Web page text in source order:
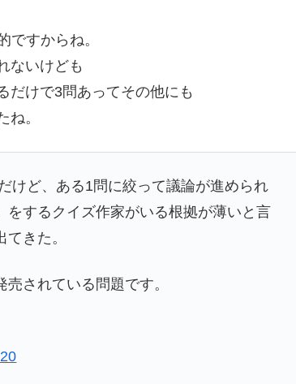
ですからね。
ないけども
だけで3問あってその他にも
。
けど、ある1問に絞って議論が進められ
するクイズ作家がいる根拠が薄いと言
きた。
されている問題です。